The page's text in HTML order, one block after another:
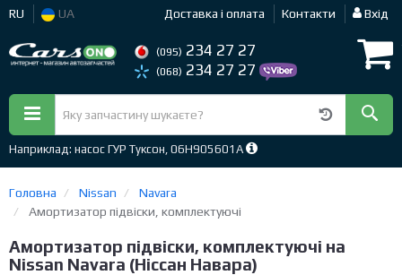
RU UA Доставка і оплата Контакти Вхід
(095) 234 27 27
(068) 234 27 27
Наприклад: насос ГУР Туксон, 06H905601A
Головна Nissan
Navara
Амортизатор підвіски, комплектуючі
Амортизатор підвіски, комплектуючі на
Nissan Navara (Ніссан Навара)